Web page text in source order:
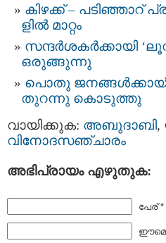
കിഴക്ക് – പടിഞ്ഞാറ്
ളിൽ മാറ്റം
സന്ദര്‍ശകര്‍ക്കായി
ഒരുങ്ങുന്നു
പൊതു
തുറന്നു കൊടുത്തു
വായിക്കുക: അബുദാബി,
വിനോദസഞ്ചാരം
അഭിപ്രായം എഴുതുക:
പേര് *